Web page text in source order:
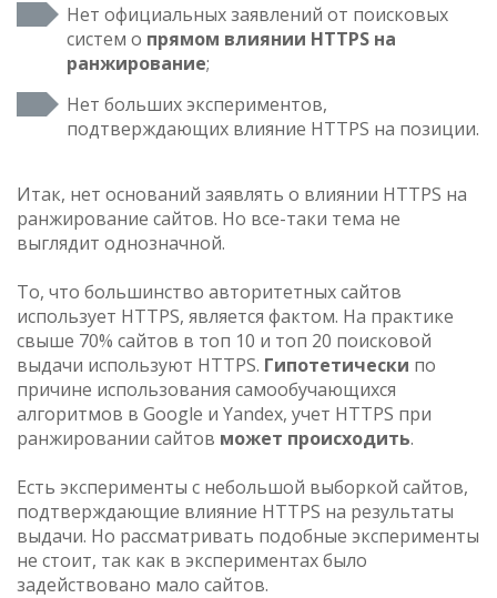
Нет официальных заявлений от поисковых
систем о прямом влиянии HTTPS на
ранжирование;
Нет больших экспериментов,
подтверждающих влияние HTTPS на позиции.
Итак, нет оснований заявлять о влиянии HTTPS на
ранжирование сайтов. Но все-таки тема не
выглядит однозначной.
То, что большинство авторитетных сайтов
использует HTTPS, является фактом. На практике
свыше 70% сайтов в топ 10 и топ 20 поисковой
выдачи используют HTTPS. Гипотетически по
причине использования самообучающихся
алгоритмов в Google и Yandex, учет HTTPS при
ранжировании сайтов может происходить.
Есть эксперименты с небольшой выборкой сайтов,
подтверждающие влияние HTTPS на результаты
выдачи. Но рассматривать подобные эксперименты
не стоит, так как в экспериментах было
задействовано мало сайтов.